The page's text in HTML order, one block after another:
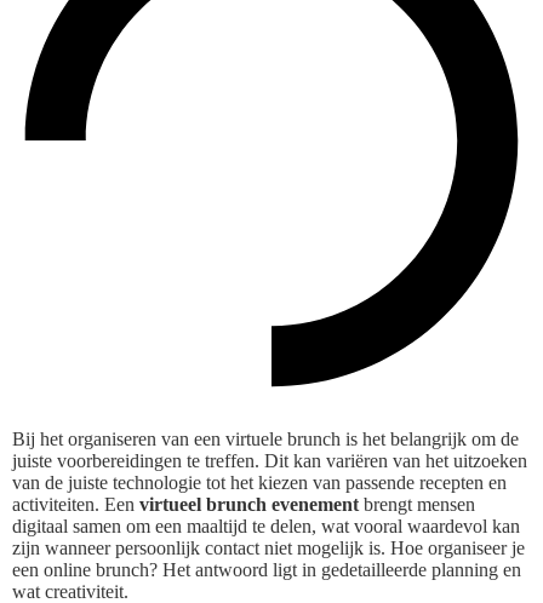
Bij het organiseren van een virtuele brunch is het belangrijk om de
juiste voorbereidingen te treffen. Dit kan variëren van het uitzoeken
van de juiste technologie tot het kiezen van passende recepten en
activiteiten. Een virtueel brunch evenement brengt mensen
digitaal samen om een maaltijd te delen, wat vooral waardevol kan
zijn wanneer persoonlijk contact niet mogelijk is. Hoe organiseer je
een online brunch? Het antwoord ligt in gedetailleerde planning en
wat creativiteit.